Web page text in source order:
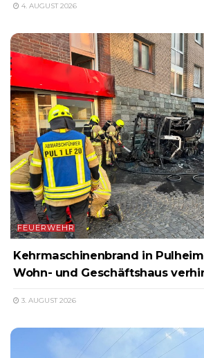
4. AUGUST 2026
FEUERWEHR
Kehrmaschinenbrand in
Wohn- und Geschäftshaus
3. AUGUST 2026